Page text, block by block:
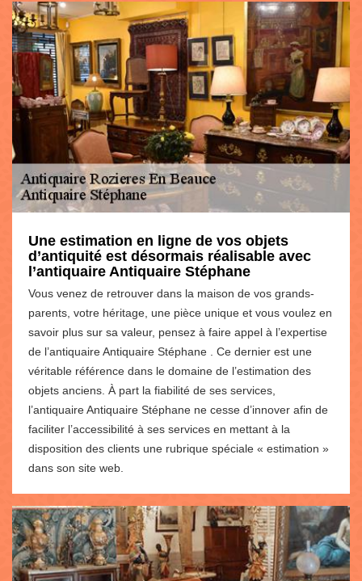
Une estimation en ligne de vos objets
d’antiquité est désormais réalisable avec
l’antiquaire Antiquaire Stéphane
Vous venez de retrouver dans la maison de vos grands-
parents, votre héritage, une pièce unique et vous voulez en
savoir plus sur sa valeur, pensez à faire appel à l’expertise
de l’antiquaire Antiquaire Stéphane . Ce dernier est une
véritable référence dans le domaine de l’estimation des
objets anciens. À part la fiabilité de ses services,
l’antiquaire Antiquaire Stéphane ne cesse d’innover afin de
faciliter l’accessibilité à ses services en mettant à la
disposition des clients une rubrique spéciale « estimation »
dans son site web.